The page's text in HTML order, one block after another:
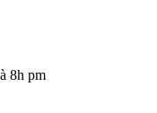
8h pm